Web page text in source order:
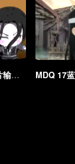
MDQ 16温宁重生记 成片输出+腾讯海外版